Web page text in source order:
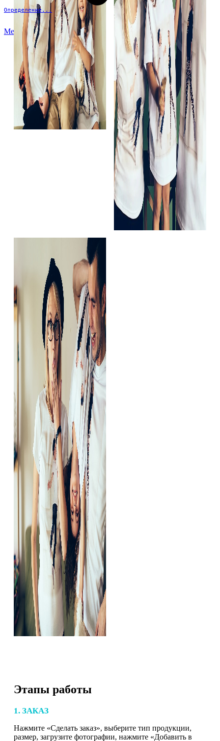
Определение...
Меню
Этапы работы
1. ЗАКАЗ
Нажмите «Сделать заказ», выберите тип продукции,
размер, загрузите фотографии, нажмите «Добавить в